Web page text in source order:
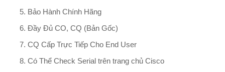
Bảo Hành Chính Hãng
Đầy Đủ CO, CQ (Bản Gốc)
CQ Cấp Trực Tiếp Cho End User
Có Thể Check Serial trên trang chủ Cisco